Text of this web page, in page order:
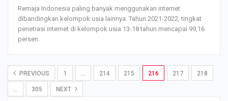
Remaja Indonesia paling banyak menggunakan internet
dibandingkan kelompok usia lainnya. Tahun 2021-2022, tingkat
penetrasi internet di kelompok usia 13-18 tahun mencapai 99,16
persen.
PREVIOUS 1 … 214 215 216 217 218
… 305 NEXT